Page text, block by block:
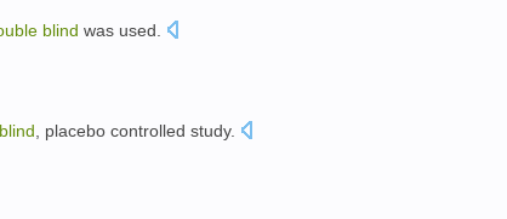
blind was used.
blind placebo controlled study.